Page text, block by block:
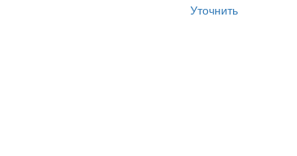
Уточнить